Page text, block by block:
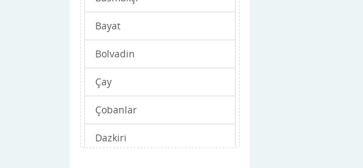
Bayat
Bolvadin
Çay
Çobanlar
Dazkiri